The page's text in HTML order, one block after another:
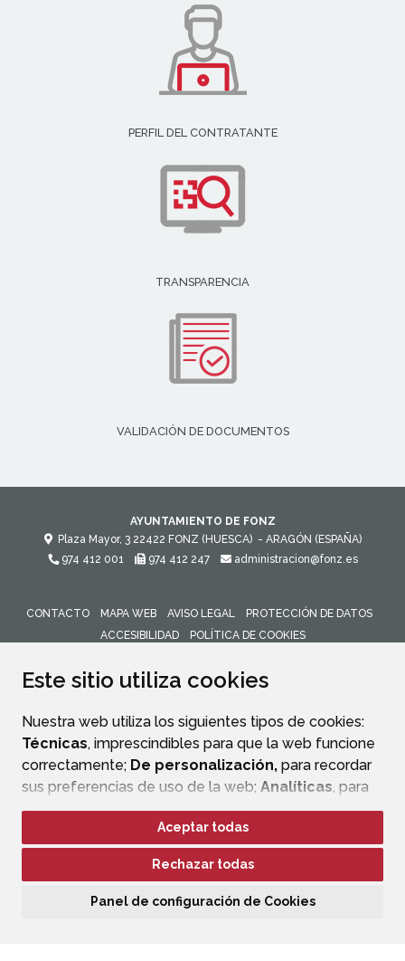
Este sitio utiliza cookies
Nuestra web utiliza los siguientes tipos de cookies:
Técnicas, imprescindibles para que la web funcione
correctamente; De personalización, para recordar
sus preferencias de uso de la web; Analíticas, para
mejorar el funcionamiento de la web y sus servicios.
Si acepta pulsando el botón“Aceptar todas”
consideramos que acepta su uso. Si pulsa el botón
ninguna acción, se guardarán las cookies técnicas
Aceptar todas
Rechazar todas
Panel de configuración de Cookies
PERFIL DEL CONTRATANTE
TRANSPARENCIA
VALIDACIÓN DE DOCUMENTOS
AYUNTAMIENTO DE FONZ
Plaza Mayor, 3 22422 FONZ (HUESCA) - ARAGÓN (ESPAÑA)
974 412 001
974 412 247 administracion@fonz.es
CONTACTO MAPA WEB AVISO LEGAL
PROTECCIÓN DE DATOS
ACCESIBILIDAD
POLÍTICA DE COOKIES